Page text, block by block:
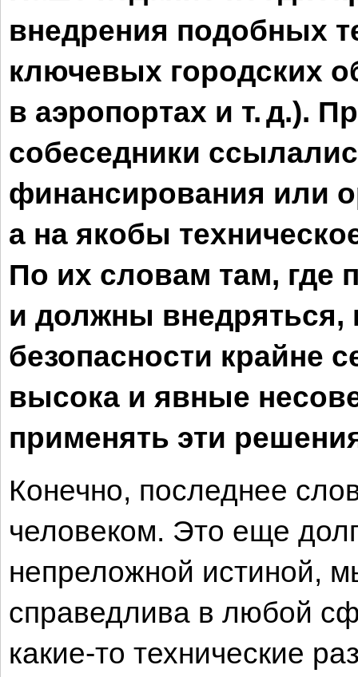
внедрения подобных
ключевых городских
в аэропортах и т. д.).
собеседники
финансирования или
а на якобы
По их словам там, где
и должны внедряться,
безопасности крайне
высока и явные
применять эти
Конечно, последнее
человеком. Это еще
непреложной истиной,
справедлива в любой
какие-то технические